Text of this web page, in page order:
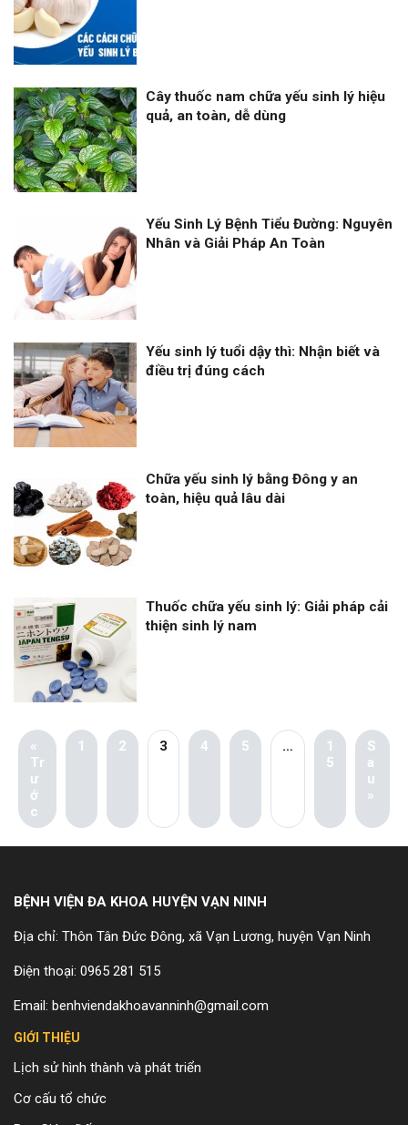
Cây thuốc nam chữa yếu sinh lý hiệu
quả, an toàn, dễ dùng
Yếu Sinh Lý Bệnh Tiểu Đường: Nguyên
Nhân và Giải Pháp An Toàn
Yếu sinh lý tuổi dậy thì: Nhận biết và
điều trị đúng cách
Chữa yếu sinh lý bằng Đông y an
toàn, hiệu quả lâu dài
Thuốc chữa yếu sinh lý: Giải pháp cải
thiện sinh lý nam
«
Tr
ư
ớ
c
1 2 3 4 5 …
1
5
S
a
u
»
BỆNH VIỆN ĐA KHOA HUYỆN VẠN NINH
Địa chỉ: Thôn Tân Đức Đông, xã Vạn Lương, huyện Vạn Ninh
Điện thoại: 0965 281 515
Email: benhviendakhoavanninh@gmail.com
GIỚI THIỆU
Lịch sử hình thành và phát triển
Cơ cấu tổ chức